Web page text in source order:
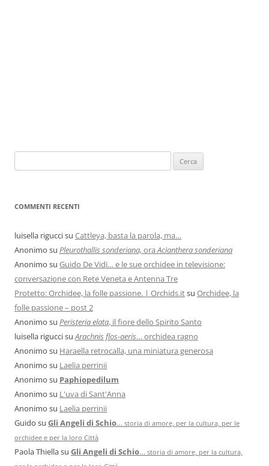
COMMENTI RECENTI
luisella riguccisu Cattleya, basta la parola, ma…
Anonimo su Pleurothallis sonderiana, ora Acianthera sonderiana
Anonimo su Guido De Vidi… e le sue orchidee in televisione:
conversazione con Rete Veneta e Antenna Tre
Protetto: Orchidee, la folle passione. | Orchids.itsu Orchidee, la
folle passione – post 2
Anonimo su Peristeria elata, il fiore dello Spirito Santo
luisella riguccisu Arachnis flos-aeris… orchidea ragno
Anonimo su Haraella retrocalla, una miniatura generosa
Anonimo su Laelia perrinii
Anonimo su Paphiopedilum
Anonimo su L'uva di Sant'Anna
Anonimo su Laelia perrinii
Guido su Gli Angeli di Schio… storia di amore, per la cultura, per le
orchidee e per la loro Città
Paola Thiellasu Gli Angeli di Schio… storia di amore, per la cultura,